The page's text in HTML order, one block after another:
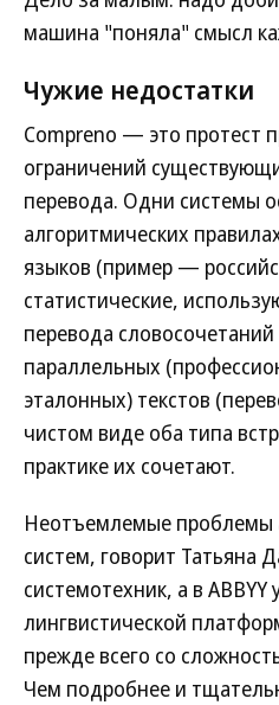
машина "поняла" смысл
Чужие недостатки
Compreno — это протест
ограничений
перевода. Одни системы
алгоритмических
языков (пример —
статистические,
перевода
параллельных
эталонных) текстов
чистом виде оба типа
практике их сочетают.
Неотъемлемые проблемы
систем, говорит Татьяна
системотехник, а в
лингвистической
прежде всего со
Чем подробнее и